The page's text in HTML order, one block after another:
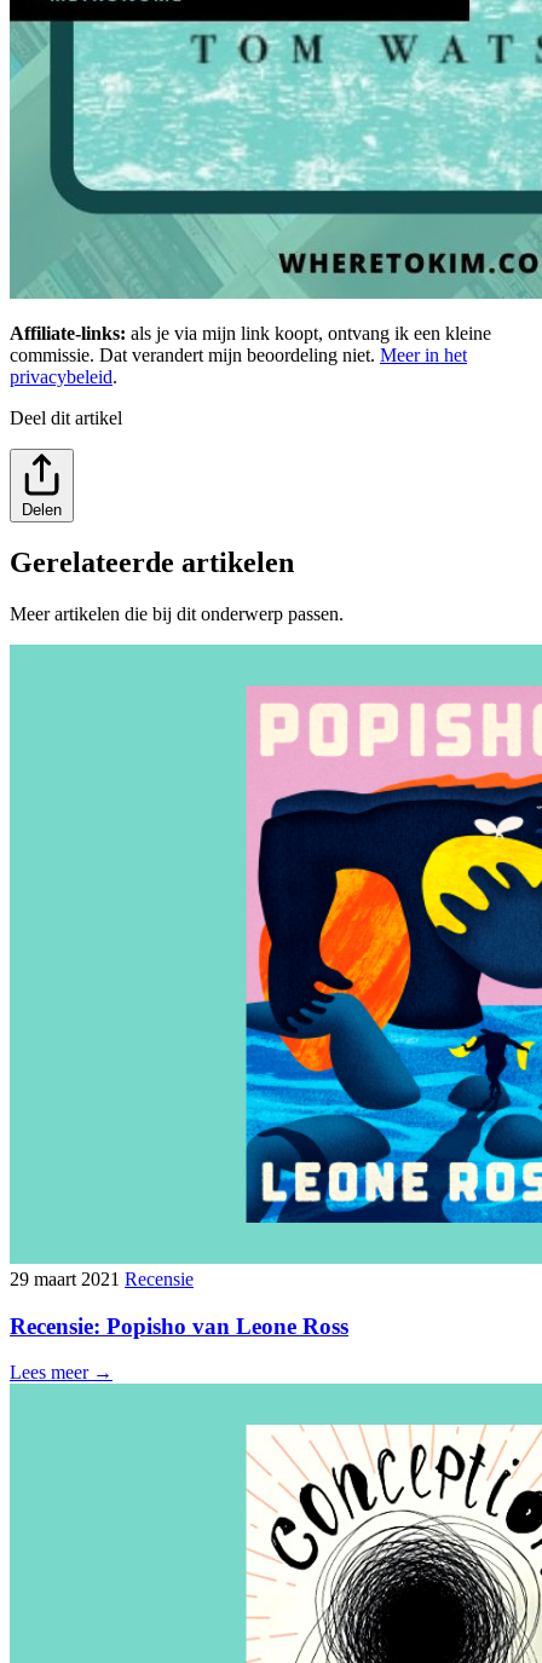
Affiliate-links: als je via mijn link koopt, ontvang ik een kleine
commissie. Dat verandert mijn beoordeling niet. Meer in het
privacybeleid.
Deel dit artikel
Delen
Gerelateerde artikelen
Meer artikelen die bij dit onderwerp passen.
29 maart 2021 Recensie
Recensie: Popisho van Leone Ross
Lees meer →